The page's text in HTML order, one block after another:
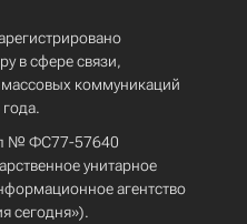
в сфере связи,
коммуникаций
№ ФС77-57640
унитарное
агентство
сегодня»).